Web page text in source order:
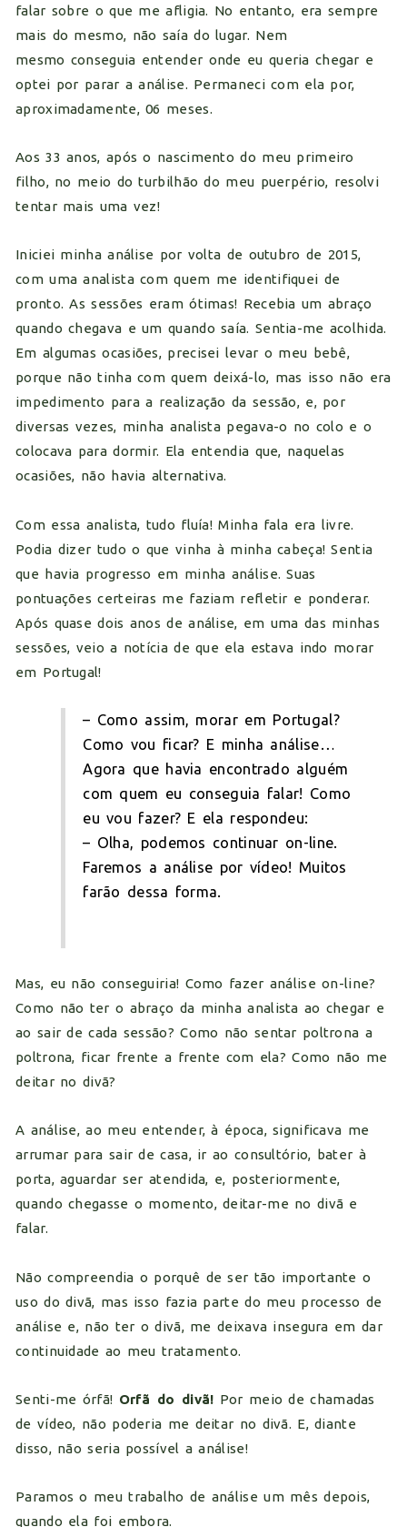
falar sobre o que me afligia. No entanto, era sempre
mais do mesmo, não saía do lugar. Nem
mesmo conseguia entender onde eu queria chegar e
optei por parar a análise. Permaneci com ela por,
aproximadamente, 06 meses.
Aos 33 anos, após o nascimento do meu primeiro
filho, no meio do turbilhão do meu puerpério, resolvi
tentar mais uma vez!
Iniciei minha análise por volta de outubro de 2015,
com uma analista com quem me identifiquei de
pronto. As sessões eram ótimas! Recebia um abraço
quando chegava e um quando saía. Sentia-me acolhida.
Em algumas ocasiões, precisei levar o meu bebê,
porque não tinha com quem deixá-lo, mas isso não era
impedimento para a realização da sessão, e, por
diversas vezes, minha analista pegava-o no colo e o
colocava para dormir. Ela entendia que, naquelas
ocasiões, não havia alternativa.
Com essa analista, tudo fluía! Minha fala era livre.
Podia dizer tudo o que vinha à minha cabeça! Sentia
que havia progresso em minha análise. Suas
pontuações certeiras me faziam refletir e ponderar.
Após quase dois anos de análise, em uma das minhas
sessões, veio a notícia de que ela estava indo morar
em Portugal!
– Como assim, morar em Portugal?
Como vou ficar? E minha análise…
Agora que havia encontrado alguém
com quem eu conseguia falar! Como
eu vou fazer? E ela respondeu:
– Olha, podemos continuar on-line.
Faremos a análise por vídeo! Muitos
farão dessa forma.
Mas, eu não conseguiria! Como fazer análise on-line?
Como não ter o abraço da minha analista ao chegar e
ao sair de cada sessão? Como não sentar poltrona a
poltrona, ficar frente a frente com ela? Como não me
deitar no divã?
A análise, ao meu entender, à época, significava me
arrumar para sair de casa, ir ao consultório, bater à
porta, aguardar ser atendida, e, posteriormente,
quando chegasse o momento, deitar-me no divã e
falar.
Não compreendia o porquê de ser tão importante o
uso do divã, mas isso fazia parte do meu processo de
análise e, não ter o divã, me deixava insegura em dar
continuidade ao meu tratamento.
Senti-me órfã! Orfã do divã! Por meio de chamadas
de vídeo, não poderia me deitar no divã. E, diante
disso, não seria possível a análise!
Paramos o meu trabalho de análise um mês depois,
quando ela foi embora.